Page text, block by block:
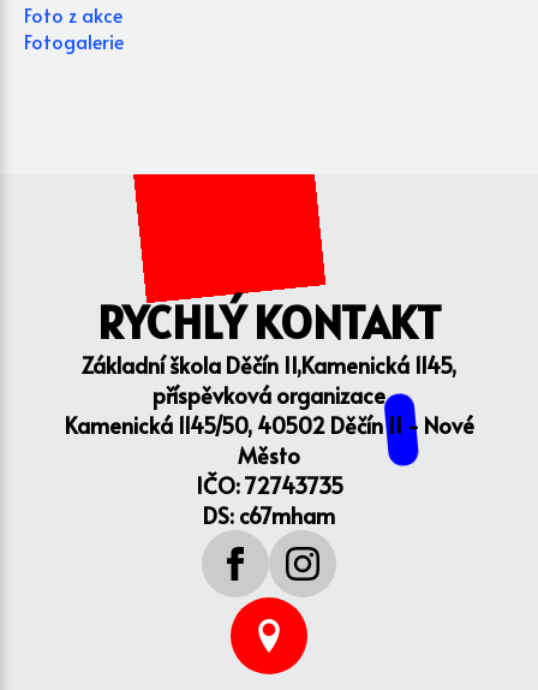
Foto z akce
Fotogalerie
RYCHLÝ KONTAKT
Základní škola Děčín II,Kamenická 1145,
příspěvková organizace
Kamenická 1145/50, 40502 Děčín II - Nové
Město
IČO: 72743735
DS: c67mham